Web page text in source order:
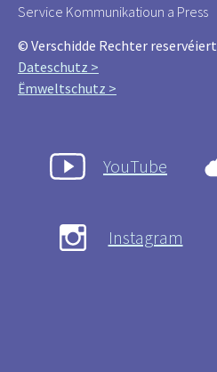
Service Kommunikatioun a Press
© Verschidde Rechter reservéiert
Dateschutz >
Ëmweltschutz >
YouTube
Instagram